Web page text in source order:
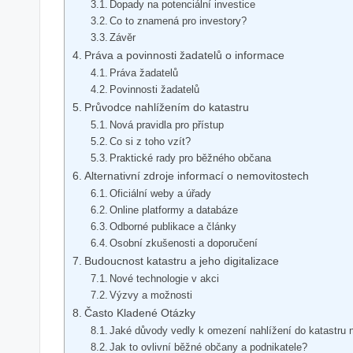
Dopady na potenciální investice
Co to znamená pro investory?
Závěr
Práva a povinnosti žadatelů o informace
Práva žadatelů
Povinnosti žadatelů
Průvodce nahlížením do katastru
Nová pravidla pro přístup
Co si z toho vzít?
Praktické rady pro běžného občana
Alternativní zdroje informací o nemovitostech
Oficiální weby a úřady
Online platformy a databáze
Odborné publikace a články
Osobní zkušenosti a doporučení
Budoucnost katastru a jeho digitalizace
Nové technologie v akci
Výzvy a možnosti
Často Kladené Otázky
Jaké důvody vedly k omezení nahlížení do katastru
Jak to ovlivní běžné občany a podnikatele?